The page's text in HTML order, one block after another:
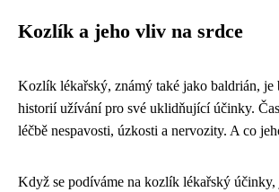
Kozlík a jeho vliv na srdce
Kozlík lékařský, známý také jako baldrián, je
historií užívání pro své uklidňující účinky.
léčbě nespavosti, úzkosti a nervozity. A co
Když se podíváme na kozlík lékařský účinky,